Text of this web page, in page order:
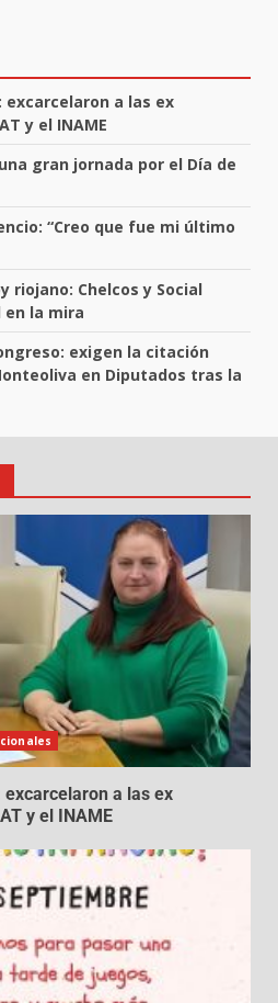
a las ex
y el INAME
gran jornada por el Día de
“Creo que fue mi último
riojano: Chelcos y Social
en la mira
exigen la citación
en Diputados tras la
a las ex
y el INAME